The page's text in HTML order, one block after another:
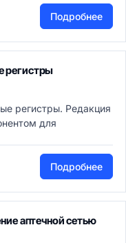
Подробнее
регистры
регистры. Редакция
для
Подробнее
аптечной сетью